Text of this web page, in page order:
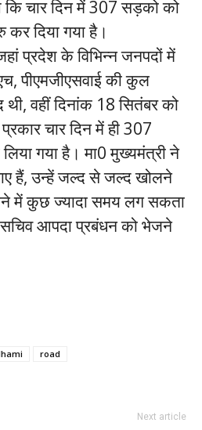
चार दिन में 307 सड़को को
दिया गया है।
प्रदेश के विभिन्न जनपदों में
पीएमजीएसवाई की कुल
वहीं दिनांक 18 सितंबर को
चार दिन में ही 307
गया है। मा0 मुख्यमंत्री ने
हैं, उन्हें जल्द से जल्द खोलने
में कुछ ज्यादा समय लग सकता
सचिव आपदा प्रबंधन को भेजने
road
Next article